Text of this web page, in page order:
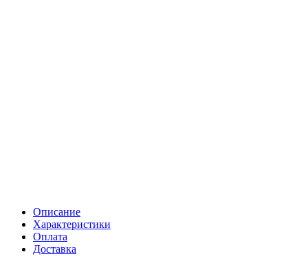
Описание
Характеристики
Оплата
Доставка